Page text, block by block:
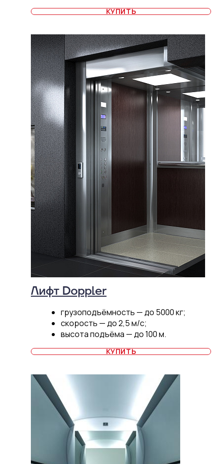
КУПИТЬ
Лифт Doppler
грузоподъёмность — до 5000 кг;
скорость — до 2,5 м/с;
высота подъёма — до 100 м.
КУПИТЬ